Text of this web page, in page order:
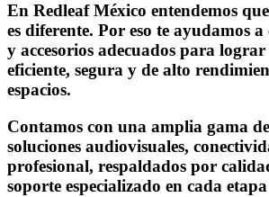
En Redleaf México entendemos
es diferente. Por eso te ayudamos
y accesorios adecuados para
eficiente, segura y de alto
espacios.
Contamos con una amplia gama
soluciones audiovisuales,
profesional, respaldados por
soporte especializado en cada